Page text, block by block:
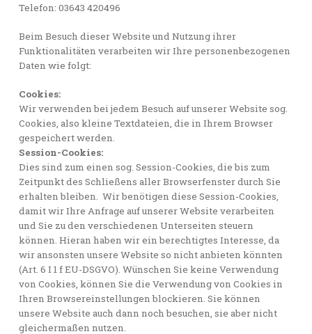
Telefon: 03643 420496
Beim Besuch dieser Website und Nutzung ihrer
Funktionalitäten verarbeiten wir Ihre personenbezogenen
Daten wie folgt:
Cookies:
Wir verwenden bei jedem Besuch auf unserer Website sog.
Cookies, also kleine Textdateien, die in Ihrem Browser
gespeichert werden.
Session-Cookies:
Dies sind zum einen sog. Session-Cookies, die bis zum
Zeitpunkt des Schließens aller Browserfenster durch Sie
erhalten bleiben. Wir benötigen diese Session-Cookies,
damit wir Ihre Anfrage auf unserer Website verarbeiten
und Sie zu den verschiedenen Unterseiten steuern
können. Hieran haben wir ein berechtigtes Interesse, da
wir ansonsten unsere Website so nicht anbieten könnten
(Art. 6 I 1 f EU-DSGVO). Wünschen Sie keine Verwendung
von Cookies, können Sie die Verwendung von Cookies in
Ihren Browsereinstellungen blockieren. Sie können
unsere Website auch dann noch besuchen, sie aber nicht
gleichermaßen nutzen.